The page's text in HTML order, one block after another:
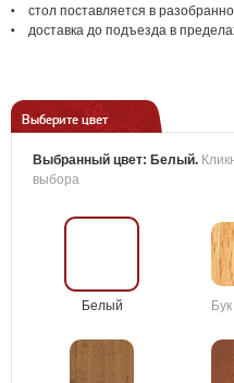
стол поставляется в
доставка до подъезда в
Выберите цвет
Выбранный цвет: Белый.
выбора
Белый